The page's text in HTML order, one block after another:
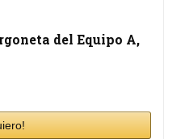
del Equipo A,